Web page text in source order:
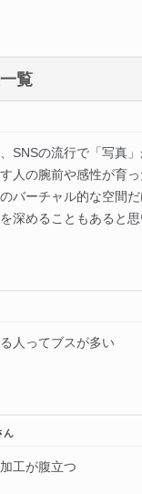
覧
SNSの流行で「写真
人の腕前や感性が育っ
バーチャル的な空間
深めることもあると思
人ってブスが多い
ん
工が腹立つ